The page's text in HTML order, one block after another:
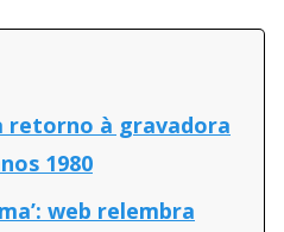
retorno à gravadora
1980
web relembra